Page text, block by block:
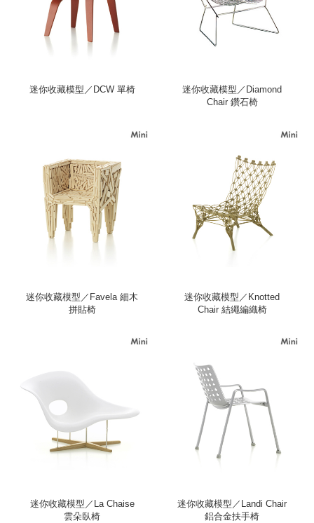
迷你收藏模型／DCW 單椅
迷你收藏模型／Diamond
Chair 鑽石椅
迷你收藏模型／Favela 細木
拼貼椅
迷你收藏模型／Knotted
Chair 結繩編織椅
迷你收藏模型／La Chaise
雲朵臥椅
迷你收藏模型／Landi Chair
鋁合金扶手椅